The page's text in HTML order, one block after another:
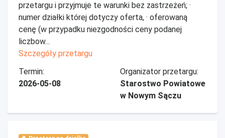
przetargu i przyjmuje te warunki bez zastrzeżeń; ·
numer działki której dotyczy oferta, · oferowaną
cenę (w przypadku niezgodności ceny podanej
liczbow...
Szczegóły przetargu
Termin:
2026-05-08
Organizator przetargu:
Starostwo Powiatowe
w Nowym Sączu